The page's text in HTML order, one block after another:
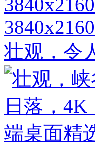
3840x2160
壮观，令